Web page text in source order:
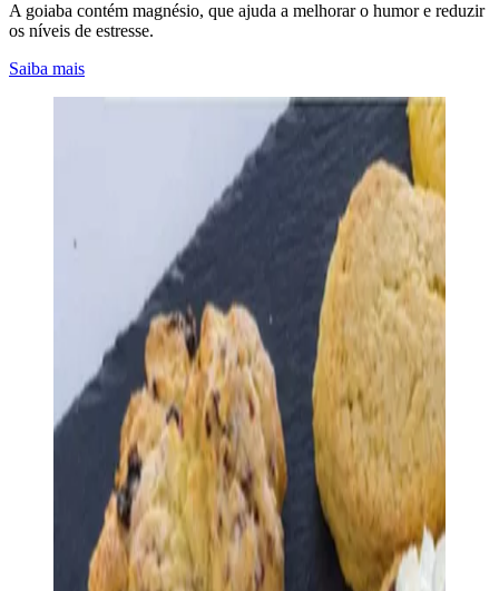
A goiaba contém magnésio, que ajuda a melhorar o humor e reduzir
os níveis de estresse.
Saiba mais